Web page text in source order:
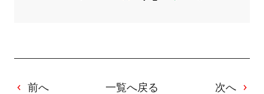
前へ 一覧へ戻る 次へ